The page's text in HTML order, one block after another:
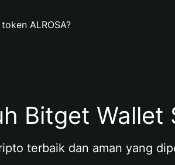
ALROSA?
Bitget Wallet
terbaik dan aman yang